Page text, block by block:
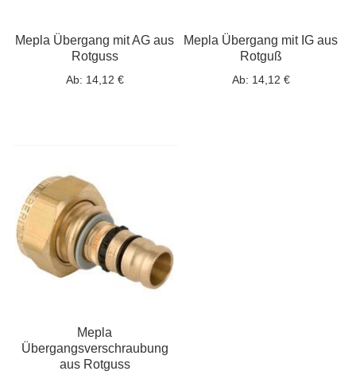
Mepla Übergang mit AG aus
Rotguss
Ab: 14,12 €
Mepla Übergang mit IG aus
Rotguß
Ab: 14,12 €
Mepla
Übergangsverschraubung
aus Rotguss